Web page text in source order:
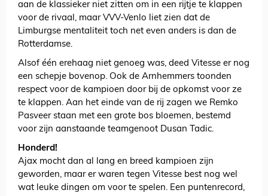
aan de klassieker niet zitten om in een rijtje te klappen
voor de rivaal, maar VVV-Venlo liet zien dat de
Limburgse mentaliteit toch net even anders is dan de
Rotterdamse.
Alsof één erehaag niet genoeg was, deed Vitesse er nog
een schepje bovenop. Ook de Arnhemmers toonden
respect voor de kampioen door bij de opkomst voor ze
te klappen. Aan het einde van de rij zagen we Remko
Pasveer staan met een grote bos bloemen, bestemd
voor zijn aanstaande teamgenoot Dusan Tadic.
Honderd!
Ajax mocht dan al lang en breed kampioen zijn
geworden, maar er waren tegen Vitesse best nog wel
wat leuke dingen om voor te spelen. Een puntenrecord,